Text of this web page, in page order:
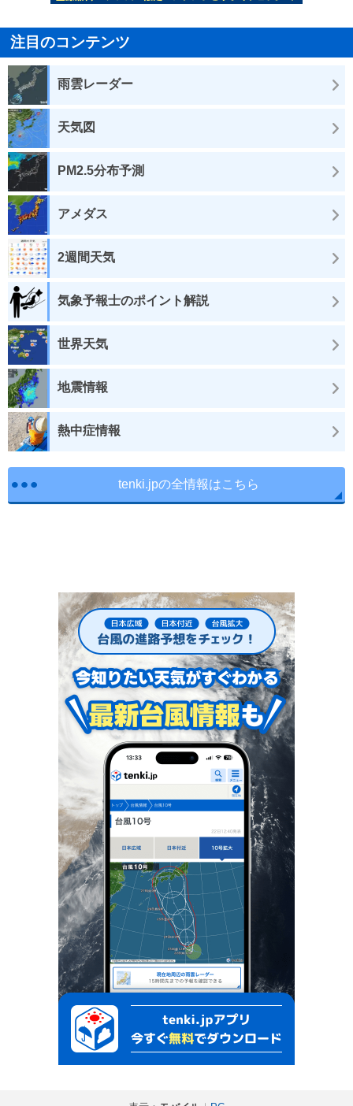
注目のコンテンツ
雨雲レーダー
天気図
PM2.5分布予測
アメダス
2週間天気
気象予報士のポイント解説
世界天気
地震情報
熱中症情報
tenki.jpの全情報はこちら